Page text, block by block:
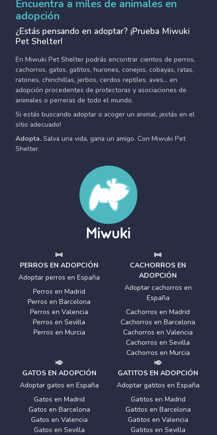
Encuentra a miles de animales en
adopción
¿Estás pensando en adoptar? ¡Prueba Miwuki
Pet Shelter!
En Miwuki Pet Shelter podrás encontrar cientos de perros,
cachorros, gatos, gatitos, hurones, conejos, cobayas, ratas,
ratones, chinchillas, jerbos, cerdos reptiles, aves... en
adopción procedentes de protectoras y asociaciones de
animales o perreras de todo el mundo.
Si estás buscando adoptar o acoger un animal, ¡estás en el
sitio adecuado!
Adopta. Salva una vida, gana un amigo. Con Miwuki Pet
Shelter.
PERROS EN ADOPCIÓN
Adoptar perros en España
Perros en Madrid
Perros en Barcelona
Perros en Valencia
Perros en Sevilla
Perros en Murcia
CACHORROS EN
ADOPCIÓN
Adoptar cachorros en
España
Cachorros en Madrid
Cachorros en Barcelona
Cachorros en Valencia
Cachorros en Sevilla
Cachorros en Murcia
GATOS EN ADOPCIÓN
Adoptar gatos en España
Gatos en Madrid
Gatos en Barcelona
Gatos en Valencia
Gatos en Sevilla
GATITOS EN ADOPCIÓN
Adoptar gatitos en España
Gatitos en Madrid
Gatitos en Barcelona
Gatitos en Valencia
Gatitos en Sevilla